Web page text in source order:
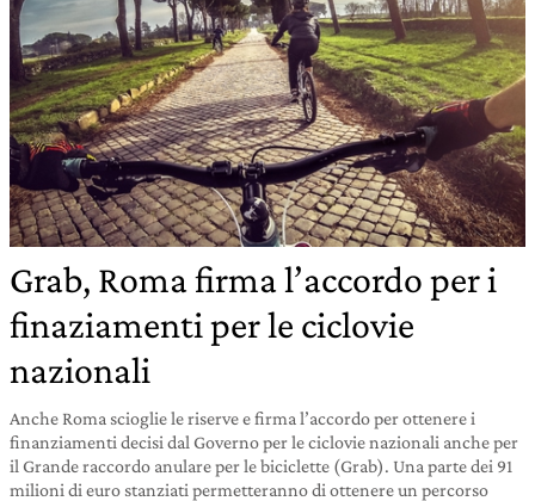
Grab, Roma firma l’accordo per i
finaziamenti per le ciclovie
nazionali
Anche Roma scioglie le riserve e firma l’accordo per ottenere i
finanziamenti decisi dal Governo per le ciclovie nazionali anche per
il Grande raccordo anulare per le biciclette (Grab). Una parte dei 91
milioni di euro stanziati permetteranno di ottenere un percorso